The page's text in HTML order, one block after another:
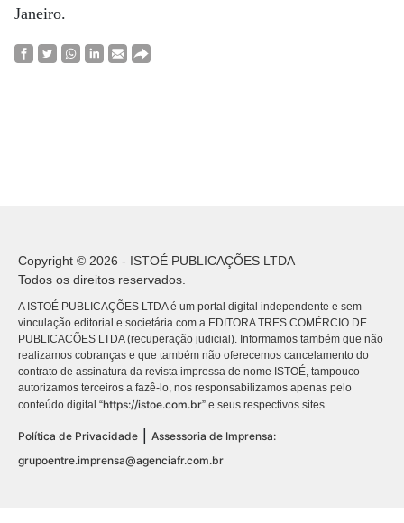
Janeiro.
Copyright © 2026 - ISTOÉ PUBLICAÇÕES LTDA
Todos os direitos reservados.
A ISTOÉ PUBLICAÇÕES LTDA é um portal digital independente e sem
vinculação editorial e societária com a EDITORA TRES COMÉRCIO DE
PUBLICACÕES LTDA (recuperação judicial). Informamos também que não
realizamos cobranças e que também não oferecemos cancelamento do
contrato de assinatura da revista impressa de nome ISTOÉ, tampouco
autorizamos terceiros a fazê-lo, nos responsabilizamos apenas pelo
conteúdo digital “https://istoe.com.br” e seus respectivos sites.
Política de Privacidade
Assessoria de Imprensa:
grupoentre.imprensa@agenciafr.com.br